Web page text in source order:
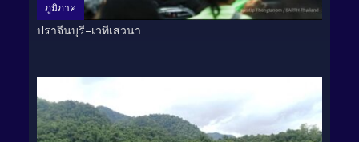
ภูมิภาค
ปราจีนบุรี–เวทีเสวนา